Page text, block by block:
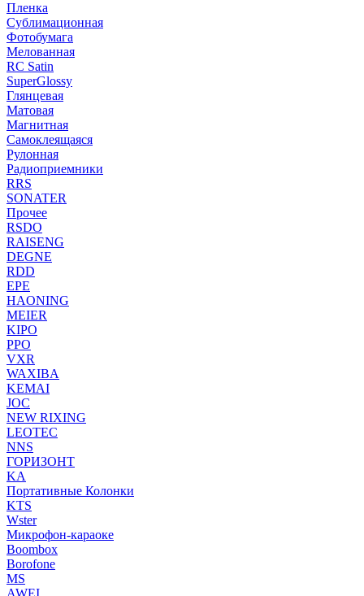
Пленка
Сублимационная
Фотобумага
Мелованная
RC Satin
SuperGlossy
Глянцевая
Матовая
Магнитная
Самоклеящаяся
Рулонная
Радиоприемники
RRS
SONATER
Прочее
RSDO
RAISENG
DEGNE
RDD
EPE
HAONING
MEIER
KIPO
PPO
VXR
WAXIBA
KEMAI
JOC
NEW RIXING
LEOTEC
NNS
ГОРИЗОНТ
KA
Портативные Колонки
KTS
Wster
Микрофон-караоке
Boombox
Borofone
MS
AWEI